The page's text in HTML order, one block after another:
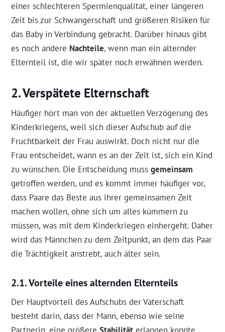
einer schlechteren Spermienqualität, einer längeren
Zeit bis zur Schwangerschaft und größeren Risiken für
das Baby in Verbindung gebracht. Darüber hinaus gibt
es noch andere Nachteile, wenn man ein alternder
Elternteil ist, die wir später noch erwähnen werden.
Verspätete Elternschaft
Häufiger hört man von der aktuellen Verzögerung des
Kinderkriegens, weil sich dieser Aufschub auf die
Fruchtbarkeit der Frau auswirkt. Doch nicht nur die
Frau entscheidet, wann es an der Zeit ist, sich ein Kind
zu wünschen. Die Entscheidung mussgemeinsam
getroffen werden, und es kommt immer häufiger vor,
dass Paare das Beste aus ihrer gemeinsamen Zeit
machen wollen, ohne sich um alles kümmern zu
müssen, was mit dem Kinderkriegen einhergeht. Daher
wird das Männchen zu dem Zeitpunkt, an dem das Paar
die Trächtigkeit anstrebt, auch älter sein.
Vorteile eines alternden Elternteils
Der Hauptvorteil des Aufschubs der Vaterschaft
besteht darin, dass der Mann, ebenso wie seine